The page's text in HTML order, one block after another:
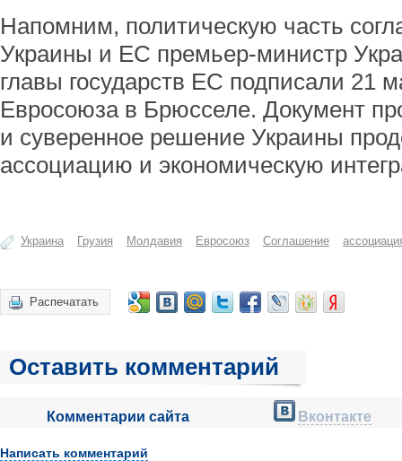
Напомним, политическую часть
Украины и ЕС премьер-министр
главы государств ЕС подписали 21
Евросоюза в Брюсселе. Документ
и суверенное решение Украины
ассоциацию и экономическую
Украина Грузия Молдавия Евросоюз Соглашение
Распечатать
Оставить комментарий
Комментарии сайта Вконтакте
Написать комментарий